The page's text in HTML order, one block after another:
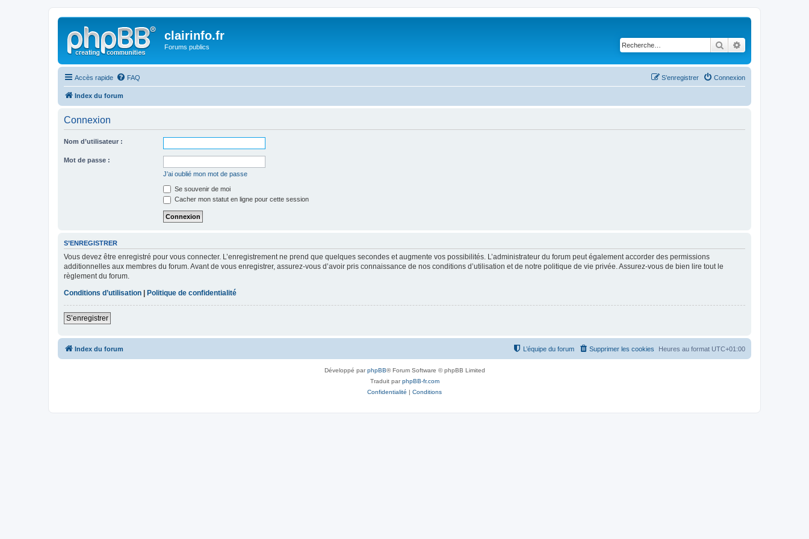
clairinfo.fr
Forums publics Rechercher
Accès rapide FAQ Connexion
S’enregistrer
Index du forum
Connexion
Nom d’utilisateur :
Mot de passe :
J’ai oublié mon mot de passe
Se souvenir de moi
Cacher mon statut en ligne pour cette session
S’ENREGISTRER
Vous devez être enregistré pour vous connecter. L’enregistrement ne prend que quelques secondes et augmente vos possibilités. L’administrateur du forum peut également accorder des permissions
additionnelles aux membres du forum. Avant de vous enregistrer, assurez-vous d’avoir pris connaissance de nos conditions d’utilisation et de notre politique de vie privée. Assurez-vous de bien lire tout le
règlement du forum.
Conditions d’utilisation
Politique de confidentialité
S’enregistrer
Index du forum Heures au format UTC+01:00
Supprimer les cookies
L’équipe du forum
Développé parphpBB® Forum Software © phpBB Limited
Traduit parphpBB-fr.com
Confidentialité | Conditions